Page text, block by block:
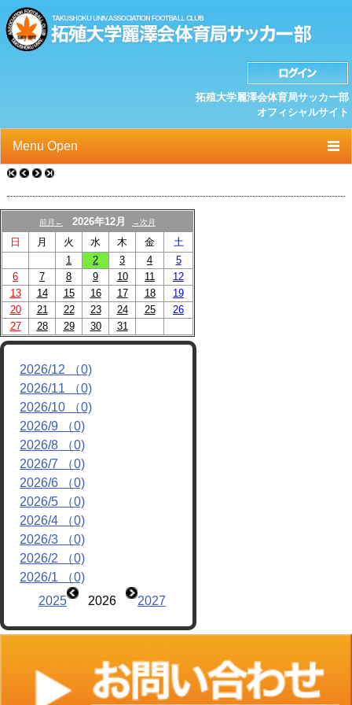
拓殖大学麗澤会体育局サッカー部
オフィシャルサイト
Menu Open
TOP
ニュース
クラブプロフィール
選手/スタッフ一覧
スケジュール
OB紹介/OB会
リンク
前月← 2026年12月 →次月
日 月 火 水 木 金
土
1
2 3 4
5
6
7 8 9 10 11
12
13
14 15 16 17 18
19
20
21 22 23 24 25
26
27
28 29 30 31
2026/12 （0)
2026/11 （0)
2026/10 （0)
2026/9 （0)
2026/8 （0)
2026/7 （0)
2026/6 （0)
2026/5 （0)
2026/4 （0)
2026/3 （0)
2026/2 （0)
2026/1 （0)
2025
2026 2027